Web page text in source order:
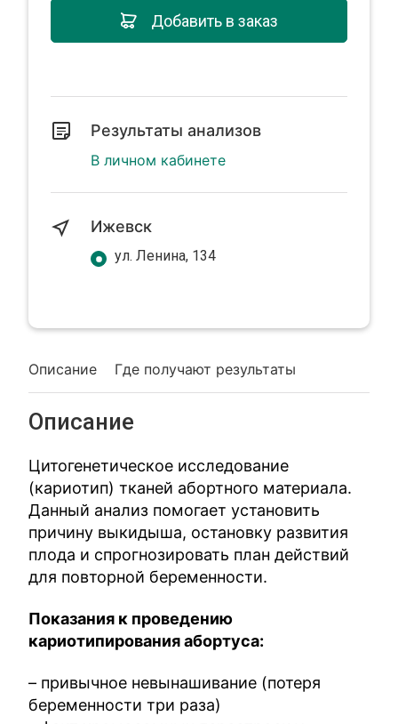
Описание Где получают результаты
Описание
Цитогенетическое исследование
(кариотип) тканей абортного материала.
Данный анализ помогает установить
причину выкидыша, остановку развития
плода и спрогнозировать план действий
для повторной беременности.
Показания к проведению
кариотипирования абортуса:
– привычное невынашивание (потеря
беременности три раза)
Добавить в заказ
Результаты анализов
В личном кабинете
Ижевск
ул. Ленина, 134